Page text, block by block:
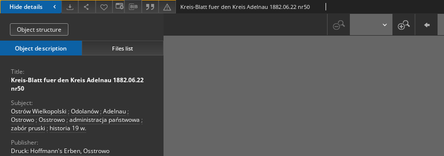
Hide details Kreis-Blatt fuer den Kreis Adelnau 1882.06.22 nr50
Object structure
Object description Files list
Title:
Kreis-Blatt fuer den Kreis Adelnau 1882.06.22
nr50
Subject:
Ostrów Wielkopolski ; Odolanów ; Adelnau ;
Ostrowo ; Osstrowo ; administracja państwowa ;
zabór pruski ; historia 19 w.
Publisher:
Druck: Hoffmann's Erben, Osstrowo